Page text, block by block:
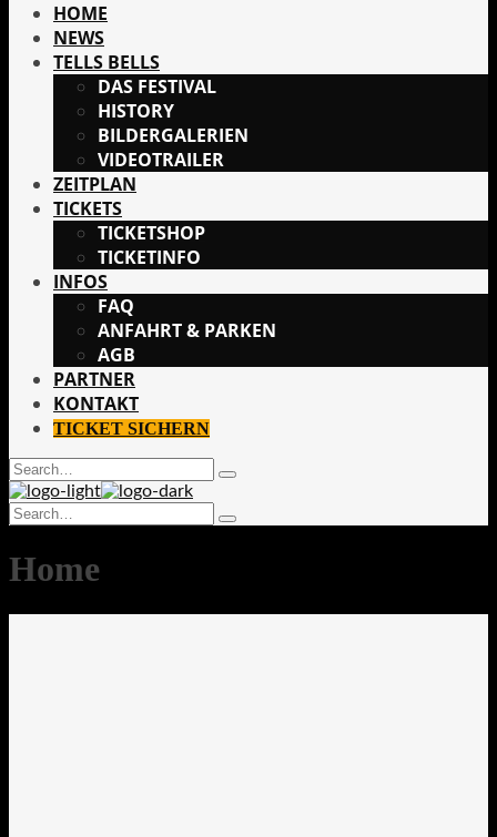
HOME
NEWS
TELLS BELLS
DAS FESTIVAL
HISTORY
BILDERGALERIEN
VIDEOTRAILER
ZEITPLAN
TICKETS
TICKETSHOP
TICKETINFO
INFOS
FAQ
ANFAHRT & PARKEN
AGB
PARTNER
KONTAKT
TICKET SICHERN
Search
for:
Type
hit
Search
Type
Home